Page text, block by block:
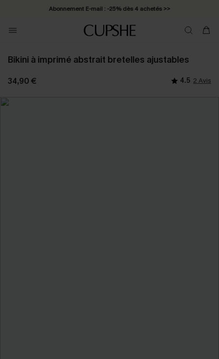
Abonnement E-mail : -25% dès 4 achetés >>
Bikini à imprimé abstrait bretelles ajustables
34,90 € 4.5 2 Avis